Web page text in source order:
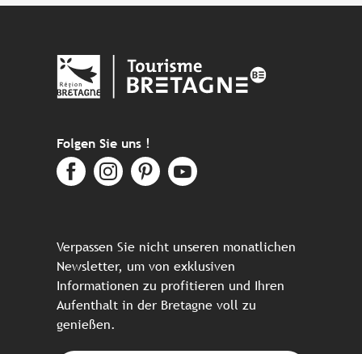
Folgen Sie uns !
Verpassen Sie nicht unseren monatlichen
Newsletter, um von exklusiven
Informationen zu profitieren und Ihren
Aufenthalt in der Bretagne voll zu
genießen.